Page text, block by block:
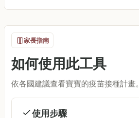
家長指南
如何使用此工具
依各國建議查看寶寶的疫苗接種計畫。
使用步驟